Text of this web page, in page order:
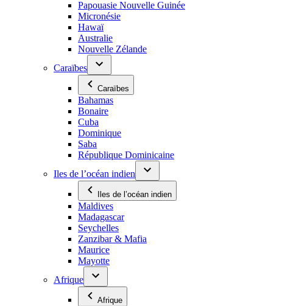
Papouasie Nouvelle Guinée
Micronésie
Hawaï
Australie
Nouvelle Zélande
Caraïbes
Caraïbes
Bahamas
Bonaire
Cuba
Dominique
Saba
République Dominicaine
Iles de l’océan indien
Iles de l’océan indien
Maldives
Madagascar
Seychelles
Zanzibar & Mafia
Maurice
Mayotte
Afrique
Afrique